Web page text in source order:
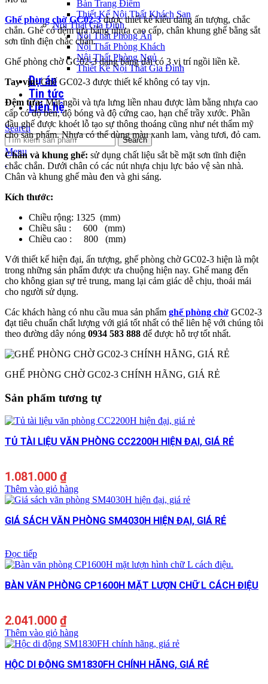
Bàn Trang Điểm
Thiết Kế Nội Thất Khách Sạn
Nội Thất Gia Đình
Nội Thất Phòng Ăn
Nội Thất Phòng Khách
Nội Thất Phòng Ngủ
Thiết Kế Nội Thất Gia Đình
Dự án
Tin tức
Liên hệ
Search
Search
Menu
Ghế phòng chờ GC02-3được thiết kế kiểu dáng ấn tượng, chắc
chắn. Ghế có đệm tựa bằng nhựa cao cấp, chân khung ghế bằng sắt
sơn tĩnh điện chắc chắn.
Ghế phòng chờ GC02-3 dạng băng dài có 3 vị trí ngồi liền kề.
Tay vịn:Ghế GC02-3 được thiết kế không có tay vịn.
Đệm tựa:Mặt ngồi và tựa lưng liền nhau được làm bằng nhựa cao
cấp có độ bền, độ bóng và độ cứng cao, hạn chế trầy xước. Phần
đầu ghế được khoét lỗ tạo sự thông thoáng cũng như nét thẩm mỹ
cho sản phẩm. Nhựa có thể dùng màu xanh lam, vàng tươi, đỏ cam.
Chân và khung ghế: sử dụng chất liệu sắt bề mặt sơn tĩnh điện
chắc chắn. Dưới chân có các nút nhựa chịu lực bảo vệ sàn nhà.
Chân và khung ghế màu đen và ghi sáng.
Kích thước:
Chiều rộng: 1325 (mm)
Chiều sâu : 600 (mm)
Chiều cao : 800 (mm)
Với thiết kế hiện đại, ấn tượng, ghế phòng chờ GC02-3 hiện là một
trong những sản phẩm được ưa chuộng hiện nay. Ghế mang đến
cho không gian sự trẻ trung, mang lại cảm giác dễ chịu, thoải mái
cho người sử dụng.
Các khách hàng có nhu cầu mua sản phẩm ghế phòng chờ GC02-3
đạt tiêu chuẩn chất lượng với giá tốt nhất có thể liên hệ với chúng tôi
theo đường dây nóng 0934 583 888 để được hỗ trợ tốt nhất.
GHẾ PHÒNG CHỜ GC02-3 CHÍNH HÃNG, GIÁ RẺ
Sản phẩm tương tự
TỦ TÀI LIỆU VĂN PHÒNG CC2200H HIỆN ĐẠI, GIÁ RẺ
1.081.000 ₫
Thêm vào giỏ hàng
GIÁ SÁCH VĂN PHÒNG SM4030H HIỆN ĐẠI, GIÁ RẺ
Đọc tiếp
BÀN VĂN PHÒNG CP1600H MẶT LƯỢN CHỮ L CÁCH ĐIỆU
2.041.000 ₫
Thêm vào giỏ hàng
HỘC DI ĐỘNG SM1830FH CHÍNH HÃNG, GIÁ RẺ